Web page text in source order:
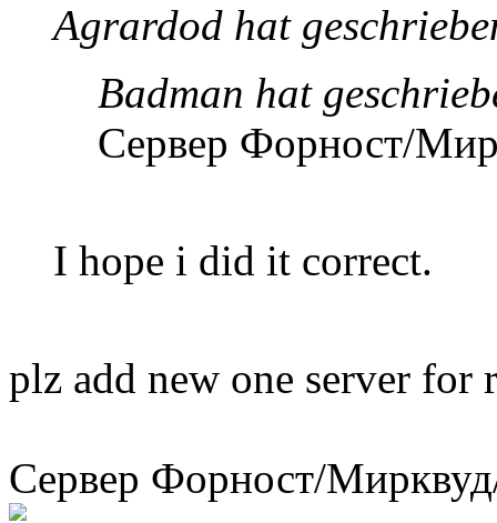
Agrardod hat
Badman hat
Сервер Форност/
I hope i did it correct.
plz add new one server for
Сервер Форност/